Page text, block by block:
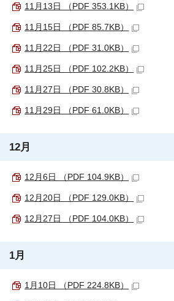
11月13日 （PDF 353.1KB）
11月15日 （PDF 85.7KB）
11月22日 （PDF 31.0KB）
11月25日 （PDF 102.2KB）
11月27日 （PDF 30.8KB）
11月29日 （PDF 61.0KB）
12月
12月6日 （PDF 104.9KB）
12月20日 （PDF 129.0KB）
12月27日 （PDF 104.0KB）
1月
1月10日 （PDF 224.8KB）